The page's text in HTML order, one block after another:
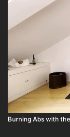
Burning Abs with